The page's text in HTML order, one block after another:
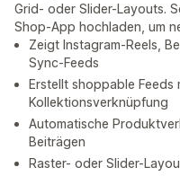
Grid- oder Slider-Layouts.
Shop-App hochladen, um
Zeigt Instagram-Reels,
Sync-Feeds
Erstellt shoppable Feeds
Kollektionsverknüpfung
Automatische
Beiträgen
Raster- oder Slider-